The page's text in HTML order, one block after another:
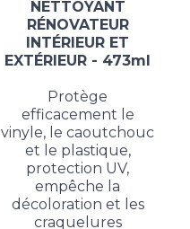
NETTOYANT
RÉNOVATEUR
INTÉRIEUR ET
EXTÉRIEUR - 473ml
Protège
efficacement le
vinyle, le caoutchouc
et le plastique,
protection UV,
empêche la
décoloration et les
craquelures